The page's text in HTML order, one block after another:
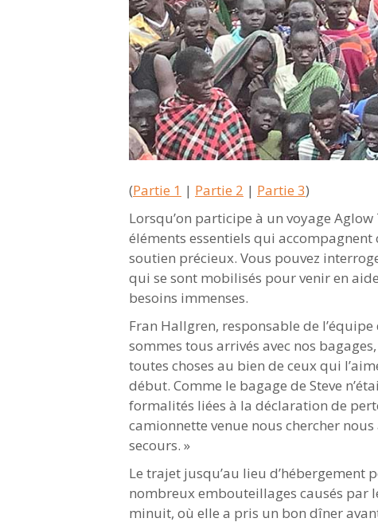
(Partie 1 | Partie 2 | Partie 3)
Lorsqu’on participe à un voyage
éléments essentiels qui
soutien précieux. Vous pouvez
qui se sont mobilisés pour venir en
besoins immenses.
Fran Hallgren, responsable de
sommes tous arrivés avec nos
toutes choses au bien de ceux qui
début. Comme le bagage de Steve
formalités liées à la déclaration de
camionnette venue nous chercher
secours. »
Le trajet jusqu’au lieu d’hébergement
nombreux embouteillages causés par
minuit, où elle a pris un bon dîner